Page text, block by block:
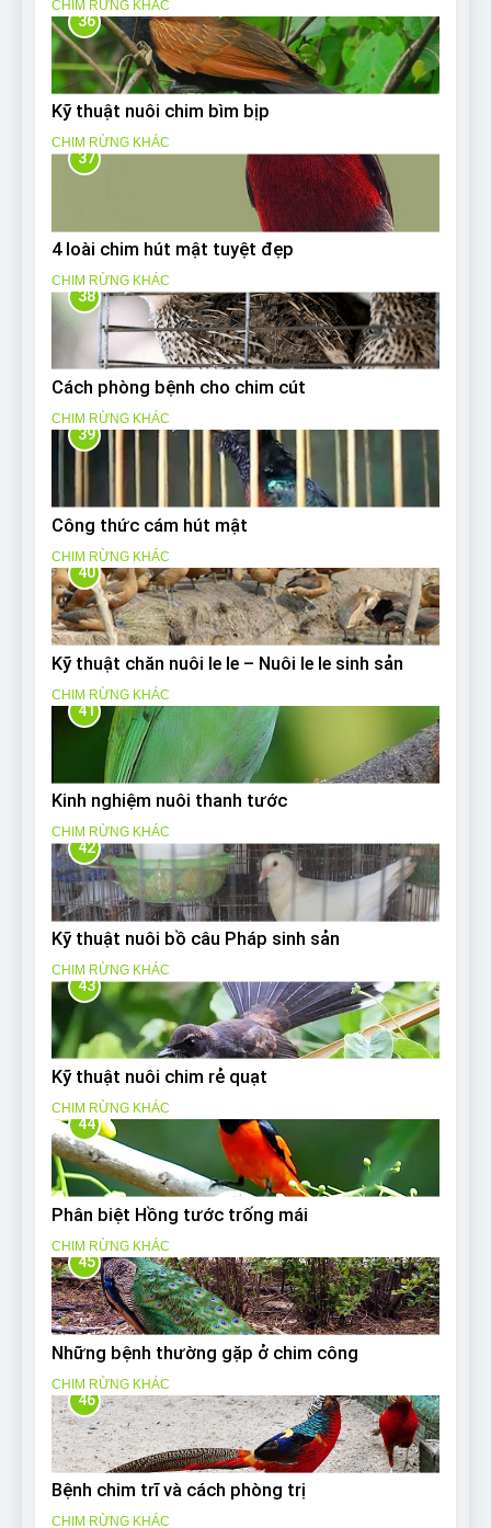
CHIM RỪNG KHÁC
36
Kỹ thuật nuôi chim bìm bịp
CHIM RỪNG KHÁC
37
4 loài chim hút mật tuyệt đẹp
CHIM RỪNG KHÁC
38
Cách phòng bệnh cho chim cút
CHIM RỪNG KHÁC
39
Công thức cám hút mật
CHIM RỪNG KHÁC
40
Kỹ thuật chăn nuôi le le – Nuôi le le sinh sản
CHIM RỪNG KHÁC
41
Kinh nghiệm nuôi thanh tước
CHIM RỪNG KHÁC
42
Kỹ thuật nuôi bồ câu Pháp sinh sản
CHIM RỪNG KHÁC
43
Kỹ thuật nuôi chim rẻ quạt
CHIM RỪNG KHÁC
44
Phân biệt Hồng tước trống mái
CHIM RỪNG KHÁC
45
Những bệnh thường gặp ở chim công
CHIM RỪNG KHÁC
46
Bệnh chim trĩ và cách phòng trị
CHIM RỪNG KHÁC